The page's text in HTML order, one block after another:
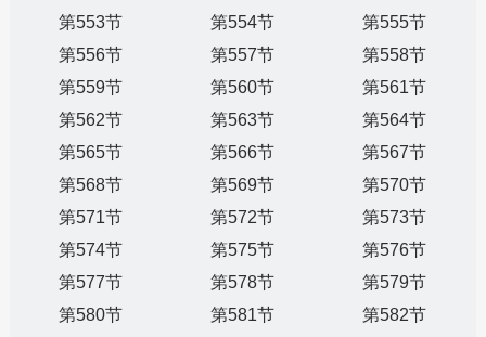
第553节
第554节
第555节
第556节
第557节
第558节
第559节
第560节
第561节
第562节
第563节
第564节
第565节
第566节
第567节
第568节
第569节
第570节
第571节
第572节
第573节
第574节
第575节
第576节
第577节
第578节
第579节
第580节
第581节
第582节